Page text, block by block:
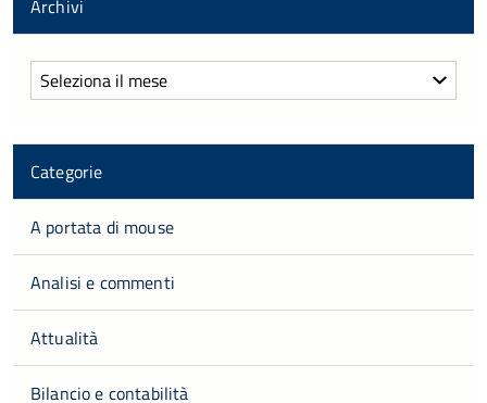
Archivi
Archivi
Categorie
A portata di mouse
Analisi e commenti
Attualità
Bilancio e contabilità